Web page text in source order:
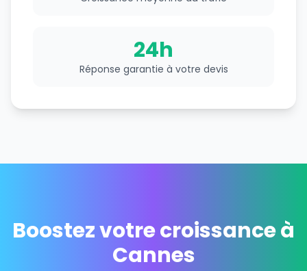
24h
Réponse garantie à votre devis
Boostez votre croissance à
Cannes